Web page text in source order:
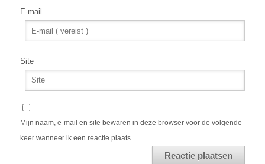
E-mail
Site
Mijn naam, e-mail en site bewaren in deze browser voor de volgende
keer wanneer ik een reactie plaats.